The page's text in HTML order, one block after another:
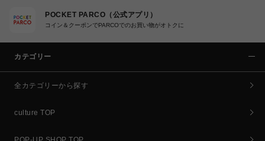
POCKET PARCO（公式アプリ）
コイン＆クーポンでPARCOでのお買い物がオトクに
カテゴリー
全カテゴリーから探す
culture TOP